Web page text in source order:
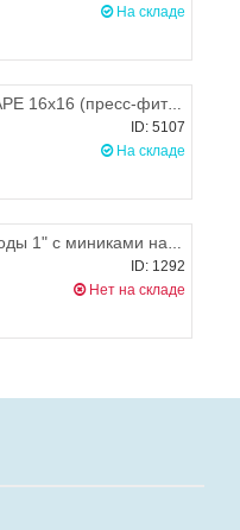
На складе
Муфта прямая APE 16x16 (пресс-фитинг)
ID: 5107
На складе
Коллектор для воды 1" с миниками на 2 выхода 1/2", синий General Fittings
ID: 1292
Нет на складе